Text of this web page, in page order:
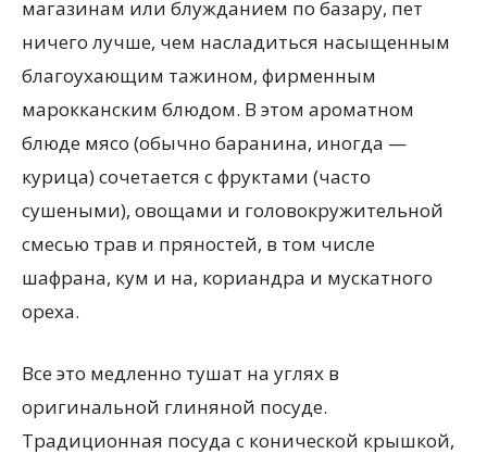
магазинам или блужданием по базару, пет
ничего лучше, чем насладиться насыщенным
благоухающим тажином, фирменным
марокканским блюдом. В этом ароматном
блюде мясо (обычно баранина, иногда —
курица) сочетается с фруктами (часто
сушеными), овощами и головокружительной
смесью трав и пряностей, в том числе
шафрана, кум и на, кориандра и мускатного
ореха.
Все это медленно тушат на углях в
оригинальной глиняной посуде.
Традиционная посуда с конической крышкой,